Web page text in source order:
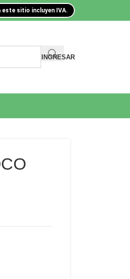
sitio incluyen IVA.
INGRESAR